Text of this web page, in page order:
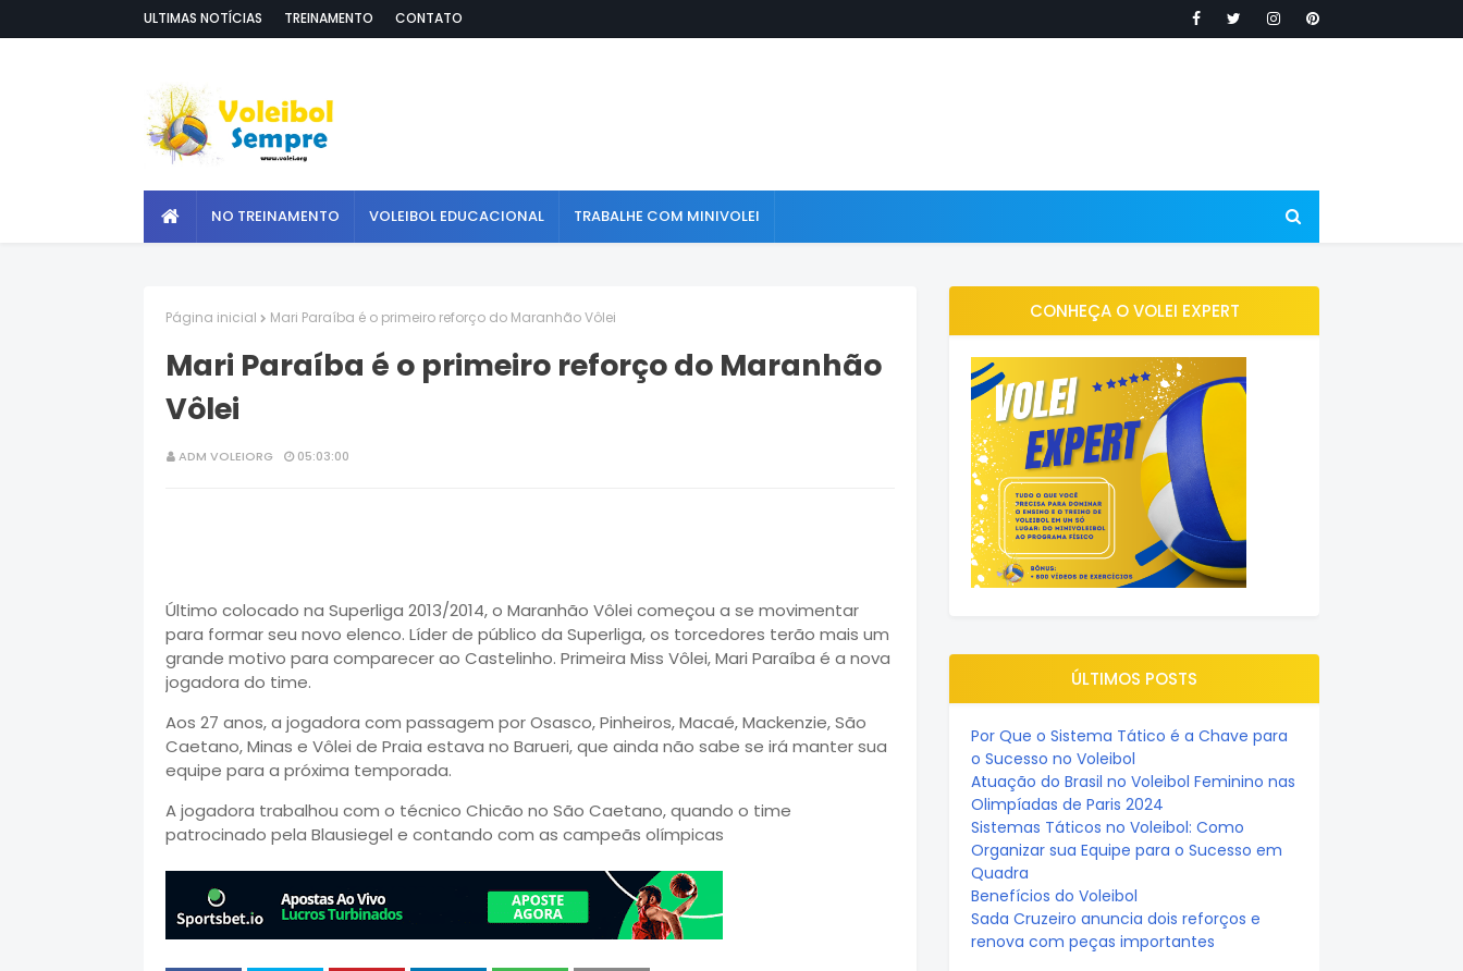
ULTIMAS NOTÍCIAS TREINAMENTO CONTATO
NO TREINAMENTO VOLEIBOL EDUCACIONAL TRABALHE COM MINIVOLEI
Página inicial Mari Paraíba é o primeiro reforço do Maranhão Vôlei
Mari Paraíba é o primeiro reforço do Maranhão
Vôlei
ADM VOLEIORG 05:03:00
Último colocado na Superliga 2013/2014, o Maranhão Vôlei começou a se movimentar
para formar seu novo elenco. Líder de público da Superliga, os torcedores terão mais um
grande motivo para comparecer ao Castelinho. Primeira Miss Vôlei, Mari Paraíba é a nova
jogadora do time.
Aos 27 anos, a jogadora com passagem por Osasco, Pinheiros, Macaé, Mackenzie, São
Caetano, Minas e Vôlei de Praia estava no Barueri, que ainda não sabe se irá manter sua
equipe para a próxima temporada.
A jogadora trabalhou com o técnico Chicão no São Caetano, quando o time
patrocinado pela Blausiegel e contando com as campeãs olímpicas
CONHEÇA O VOLEI EXPERT
ÚLTIMOS POSTS
Por Que o Sistema Tático é a Chave para
o Sucesso no Voleibol
Atuação do Brasil no Voleibol Feminino nas
Olimpíadas de Paris 2024
Sistemas Táticos no Voleibol: Como
Organizar sua Equipe para o Sucesso em
Quadra
Benefícios do Voleibol
Sada Cruzeiro anuncia dois reforços e
renova com peças importantes